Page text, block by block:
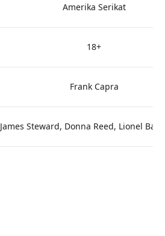
Amerika Serikat
18+
Frank Capra
James Steward, Donna Reed, Lionel